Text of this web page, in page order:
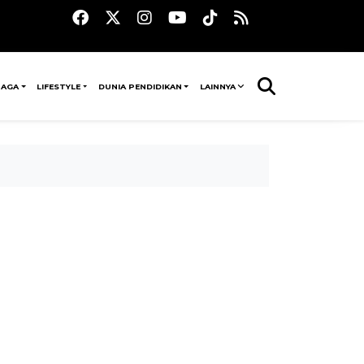
LIFESTYLE DUNIA PENDIDIKAN LAINNYA